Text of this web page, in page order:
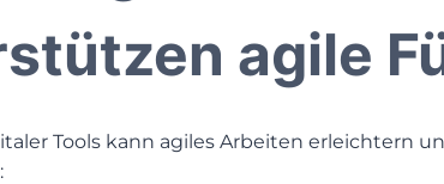
agile
Tools kann agiles Arbeiten erleichtern